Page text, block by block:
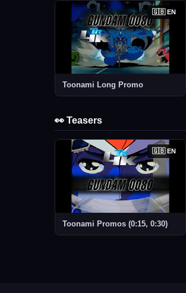
🇬🇧 EN
Toonami Long Promo
👀 Teasers
🇬🇧 EN
Toonami Promos (0:15, 0:30)